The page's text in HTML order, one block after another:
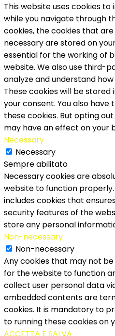
This website uses cookies
while you navigate through
cookies, the cookies that
necessary are stored on
essential for the working of
website. We also use third-
analyze and understand
These cookies will be
your consent. You also
these cookies. But opting
may have an effect on your
Necessary
Necessary
Sempre abilitato
Necessary cookies are
website to function
includes cookies that
security features of the
store any personal
Non-necessary
Non-necessary
Any cookies that may not
for the website to function
collect user personal data
embedded contents are
cookies. It is mandatory to
to running these cookies on
ACCETTA E SALVA